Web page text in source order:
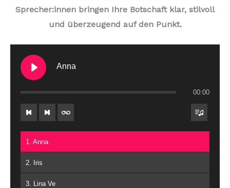
Sprecher:innen bringen Ihre Botschaft klar, stilvoll
und überzeugend auf den Punkt.
Anna
00:00
1. Anna
2. Iris
3. Lina Ve